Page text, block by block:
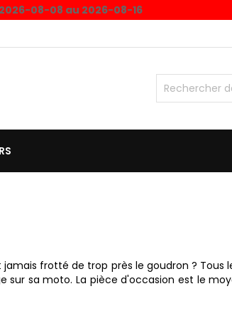
08-08 au 2026-08-16
frotté de trop près le goudron ?
sur sa moto. La pièce d'occasion est le